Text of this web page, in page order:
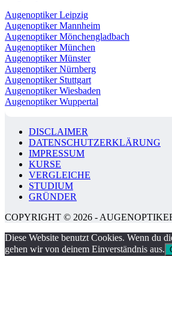
Augenoptiker Leipzig
Augenoptiker Mannheim
Augenoptiker Mönchengladbach
Augenoptiker München
Augenoptiker Münster
Augenoptiker Nürnberg
Augenoptiker Stuttgart
Augenoptiker Wiesbaden
Augenoptiker Wuppertal
DISCLAIMER
DATENSCHUTZERKLÄRUNG
IMPRESSUM
KURSE
VERGLEICHE
STUDIUM
GRÜNDER
COPYRIGHT © 2026 -
Diese Website benutzt Cookies. Wenn du
gehen wir von deinem Einverständnis aus.